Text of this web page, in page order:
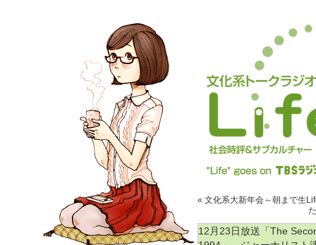
« 文化系大新年会～朝まで生
12月23日放送「The